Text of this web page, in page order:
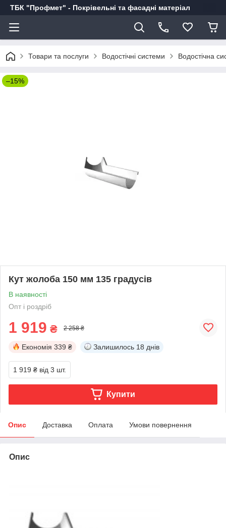
ТБК "Профмет" - Покрівельні та фасадні матеріал
Товари та послуги Водостічні системи Водостічна
–15%
Кут жолоба 150 мм 135 градусів
В наявності
Опт і роздріб
1 919 ₴ 2 258 ₴
Економія 339 ₴ Залишилось 18 днів
1 919 ₴ від 3 шт.
Купити
Опис Доставка Оплата Умови повернення
Опис